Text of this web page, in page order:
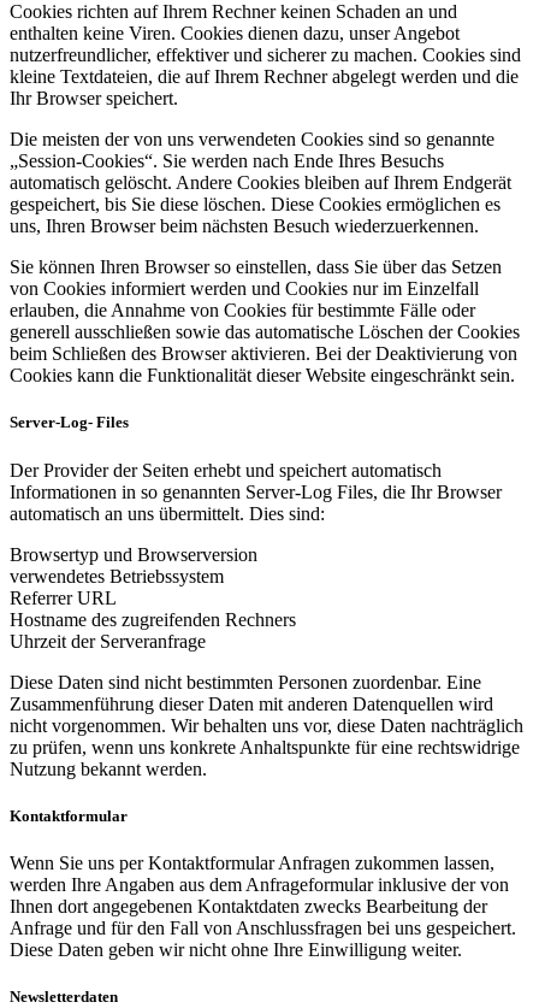
Cookies richten auf Ihrem Rechner keinen Schaden an und
enthalten keine Viren. Cookies dienen dazu, unser Angebot
nutzerfreundlicher, effektiver und sicherer zu machen. Cookies sind
kleine Textdateien, die auf Ihrem Rechner abgelegt werden und die
Ihr Browser speichert.
Die meisten der von uns verwendeten Cookies sind so genannte
„Session-Cookies“. Sie werden nach Ende Ihres Besuchs
automatisch gelöscht. Andere Cookies bleiben auf Ihrem Endgerät
gespeichert, bis Sie diese löschen. Diese Cookies ermöglichen es
uns, Ihren Browser beim nächsten Besuch wiederzuerkennen.
Sie können Ihren Browser so einstellen, dass Sie über das Setzen
von Cookies informiert werden und Cookies nur im Einzelfall
erlauben, die Annahme von Cookies für bestimmte Fälle oder
generell ausschließen sowie das automatische Löschen der Cookies
beim Schließen des Browser aktivieren. Bei der Deaktivierung von
Cookies kann die Funktionalität dieser Website eingeschränkt sein.
Server-Log- Files
Der Provider der Seiten erhebt und speichert automatisch
Informationen in so genannten Server-Log Files, die Ihr Browser
automatisch an uns übermittelt. Dies sind:
Browsertyp und Browserversion
verwendetes Betriebssystem
Referrer URL
Hostname des zugreifenden Rechners
Uhrzeit der Serveranfrage
Diese Daten sind nicht bestimmten Personen zuordenbar. Eine
Zusammenführung dieser Daten mit anderen Datenquellen wird
nicht vorgenommen. Wir behalten uns vor, diese Daten nachträglich
zu prüfen, wenn uns konkrete Anhaltspunkte für eine rechtswidrige
Nutzung bekannt werden.
Kontaktformular
Wenn Sie uns per Kontaktformular Anfragen zukommen lassen,
werden Ihre Angaben aus dem Anfrageformular inklusive der von
Ihnen dort angegebenen Kontaktdaten zwecks Bearbeitung der
Anfrage und für den Fall von Anschlussfragen bei uns gespeichert.
Diese Daten geben wir nicht ohne Ihre Einwilligung weiter.
Newsletterdaten